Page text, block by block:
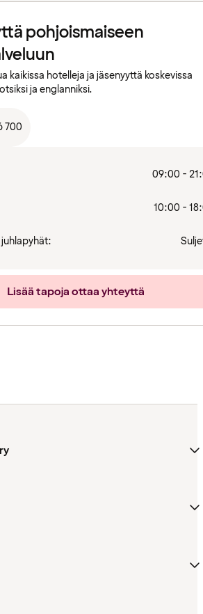
pohjoismaiseen
kaikissa hotelleja ja jäsenyyttä koskevissa
ja englanniksi.
700
09:00 -
10:00 -
Lisää tapoja ottaa yhteyttä